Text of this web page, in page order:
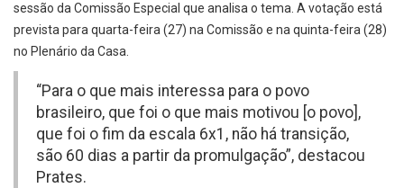
sessão da Comissão Especial que analisa o tema. A votação está
prevista para quarta-feira (27) na Comissão e na quinta-feira (28)
no Plenário da Casa.
“Para o que mais interessa para o povo
brasileiro, que foi o que mais motivou [o povo],
que foi o fim da escala 6x1, não há transição,
são 60 dias a partir da promulgação”, destacou
Prates.